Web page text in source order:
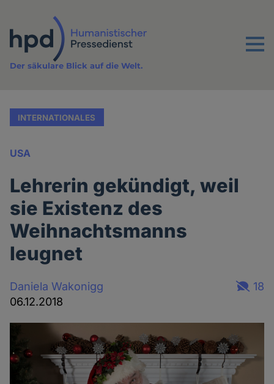
Inhalt
Menu
Der säkulare Blick auf die Welt.
INTERNATIONALES
USA
Lehrerin gekündigt, weil
sie Existenz des
Weihnachtsmanns
leugnet
Daniela Wakonigg
06.12.2018
18